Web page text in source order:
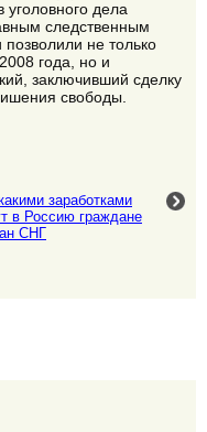
дела
следственным
не только
года, но и
заключивший сделку
свободы.
заработками
в Россию граждане
СНГ